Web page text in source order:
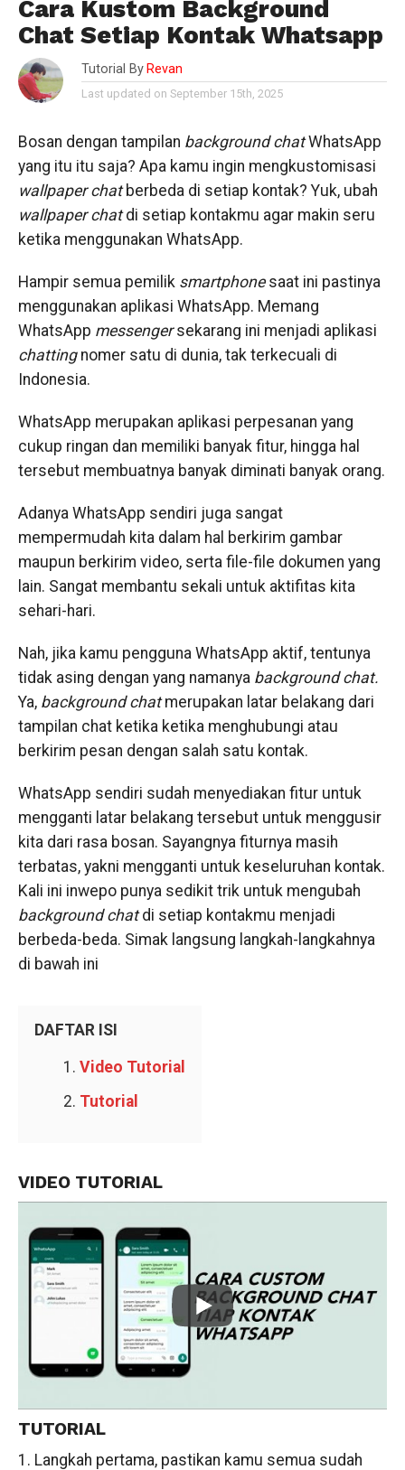
Cara Kustom Background
Chat Setiap Kontak Whatsapp
Tutorial By Revan
Last updated on September 15th, 2025
Bosan dengan tampilan background chatWhatsApp
yang itu itu saja? Apa kamu ingin mengkustomisasi
wallpaper chatberbeda di setiap kontak? Yuk, ubah
wallpaper chatdi setiap kontakmu agar makin seru
ketika menggunakan WhatsApp.
Hampir semua pemilik smartphonesaat ini pastinya
menggunakan aplikasi WhatsApp. Memang
WhatsApp messengersekarang ini menjadi aplikasi
chattingnomer satu di dunia, tak terkecuali di
Indonesia.
WhatsApp merupakan aplikasi perpesanan yang
cukup ringan dan memiliki banyak fitur, hingga hal
tersebut membuatnya banyak diminati banyak orang.
Adanya WhatsApp sendiri juga sangat
mempermudah kita dalam hal berkirim gambar
maupun berkirim video, serta file-file dokumen yang
lain. Sangat membantu sekali untuk aktifitas kita
sehari-hari.
Nah, jika kamu pengguna WhatsApp aktif, tentunya
tidak asing dengan yang namanya background chat.
Ya, background chatmerupakan latar belakang dari
tampilan chat ketika ketika menghubungi atau
berkirim pesan dengan salah satu kontak.
WhatsApp sendiri sudah menyediakan fitur untuk
mengganti latar belakang tersebut untuk menggusir
kita dari rasa bosan. Sayangnya fiturnya masih
terbatas, yakni mengganti untuk keseluruhan kontak.
Kali ini inwepo punya sedikit trik untuk mengubah
background chatdi setiap kontakmu menjadi
berbeda-beda. Simak langsung langkah-langkahnya
di bawah ini
DAFTAR ISI
Video Tutorial
Tutorial
VIDEO TUTORIAL
TUTORIAL
1. Langkah pertama, pastikan kamu semua sudah